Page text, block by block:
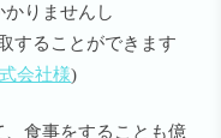
りませんし
することができます
会社様)
食事をすることも億